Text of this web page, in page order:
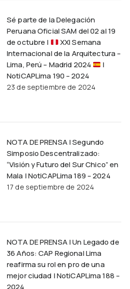
Sé parte de la Delegación
Peruana Oficial SAM del 02 al 19
de octubre |
XXI Semana
Internacional de la Arquitectura –
Lima, Perú – Madrid 2024
|
NotiCAPLima 190 – 2024
23 de septiembre de 2024
NOTA DE PRENSA | Segundo
Simposio Descentralizado:
“Visión y Futuro del Sur Chico” en
Mala | NotiCAPLima 189 – 2024
17 de septiembre de 2024
NOTA DE PRENSA | Un Legado de
36 Años: CAP Regional Lima
reafirma su rol en pro de una
mejor ciudad | NotiCAPLima 188 –
2024